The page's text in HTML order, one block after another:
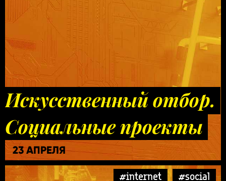
Искусственный отбор.
Социальные проекты
23 АПРЕЛЯ
#internet #social